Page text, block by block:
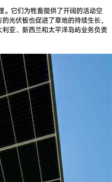
。它们为牲畜提供了开阔的活动空
光伏板也促进了草地的持续生长，
亚、新西兰和太平洋岛屿业务负责